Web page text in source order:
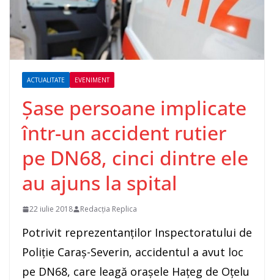
ACTUALITATE EVENIMENT
Şase persoane implicate
într-un accident rutier
pe DN68, cinci dintre ele
au ajuns la spital
22 iulie 2018 Redacția Replica
Potrivit reprezentanţilor Inspectoratului de
Poliţie Caraş-Severin, accidentul a avut loc
pe DN68, care leagă oraşele Haţeg de Oţelu